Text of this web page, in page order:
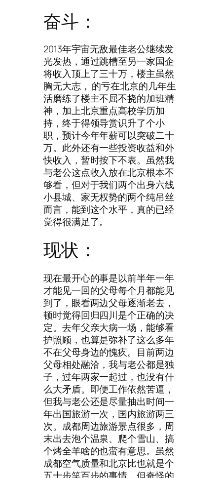
奋斗：
2013年宇宙无敌最佳老公继续发
光发热，通过跳槽至另一家国企
将收入顶上了三十万，楼主虽然
胸无大志， 的亏在北京的几年生
活磨练了楼主不屈不挠的加班精
神，加上北京重点高校学历加
持，终于得领导赏识升了个小
职，预计今年年薪可以突破二十
万。此外还有一些投资收益和外
快收入，暂时按下不表。虽然我
与老公这点收入放在北京根本不
够看，但对于我们两个出身六线
小县城、家无权势的两个纯吊丝
而言，能到这个水平，真的已经
觉得很满足了。
现状：
现在最开心的事是以前半年一年
才能见一回的父母每个月都能见
到了，眼看两边父母逐渐老去，
顿时觉得回归四川是个正确的决
定。去年父亲大病一场，能够看
护照顾，也算是弥补了这么多年
不在父母身边的愧疚。目前两边
父母相处融洽，我与老公都是独
子，过年两家一起过，也没有什
么大矛盾。即便工作依然苦逼，
但我与老公还是尽量抽出时间一
年出国旅游一次，国内旅游两三
次。成都周边旅游景点很多，周
末出去泡个温泉、爬个雪山、搞
个烤全羊啥的也蛮有意思。虽然
成都空气质量和北京比也就是个
五十步笑百步的事情，但奇怪的